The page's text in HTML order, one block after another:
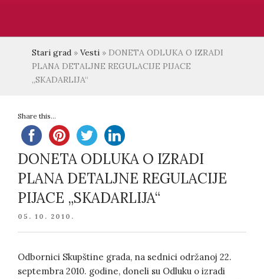
Stari grad » Vesti » DONETA ODLUKA O IZRADI
PLANA DETALJNE REGULACIJE PIJACE
„SKADARLIJA“
Share this...
DONETA ODLUKA O IZRADI
PLANA DETALJNE REGULACIJE
PIJACE „SKADARLIJA“
POSTED
05. 10. 2010.
Odbornici Skupštine grada, na sednici održanoj 22.
septembra 2010. godine, doneli su Odluku o izradi